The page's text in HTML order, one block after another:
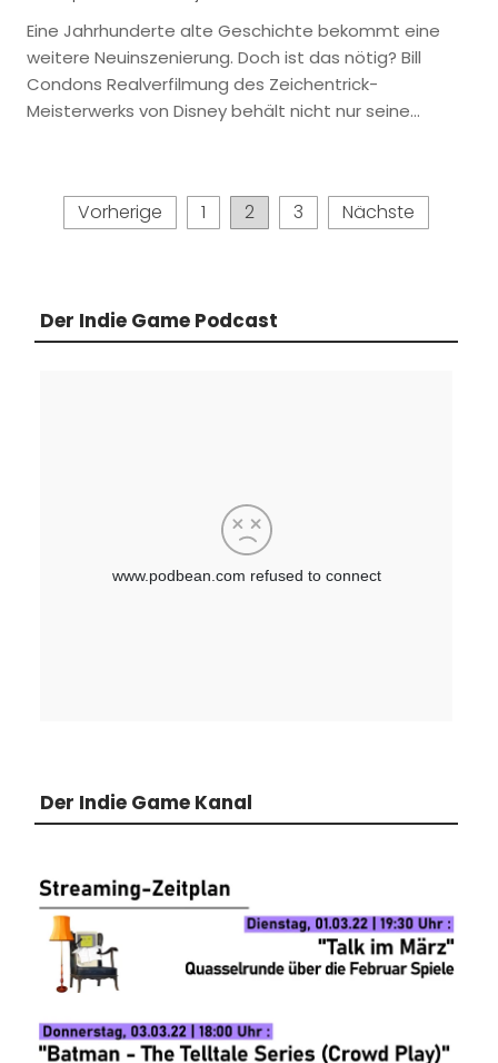
Eine Jahrhunderte alte Geschichte bekommt eine
weitere Neuinszenierung. Doch ist das nötig? Bill
Condons Realverfilmung des Zeichentrick-
Meisterwerks von Disney behält nicht nur seine…
Seitennummerierung
Vorherige 1 2 3 Nächste
Der Indie Game Podcast
Der Indie Game Kanal